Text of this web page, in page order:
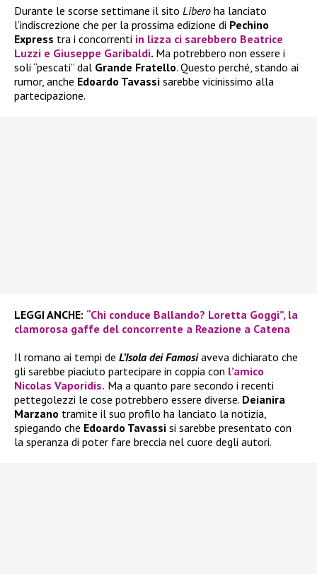
Durante le scorse settimane il sito Libero ha lanciato
l’indiscrezione che per la prossima edizione di Pechino
Express tra i concorrenti in lizza ci sarebbero Beatrice
Luzzi e Giuseppe Garibaldi. Ma potrebbero non essere i
soli “pescati” dal Grande Fratello. Questo perché, stando ai
rumor, anche Edoardo Tavassi sarebbe vicinissimo alla
partecipazione.
LEGGI ANCHE: “Chi conduce Ballando? Loretta Goggi”, la
clamorosa gaffe del concorrente a Reazione a Catena
Il romano ai tempi de L’Isola dei Famosiaveva dichiarato che
gli sarebbe piaciuto partecipare in coppia con l’amico
Nicolas Vaporidis. Ma a quanto pare secondo i recenti
pettegolezzi le cose potrebbero essere diverse. Deianira
Marzano tramite il suo profilo ha lanciato la notizia,
spiegando che Edoardo Tavassi si sarebbe presentato con
la speranza di poter fare breccia nel cuore degli autori.